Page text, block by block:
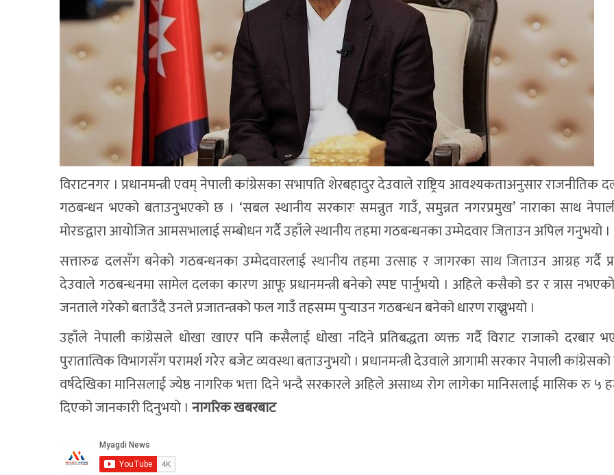
विराटनगर । प्रधानमन्त्री एवम् नेपाली कांग्रेसका सभापति शेरबहादुर देउवाले राष्ट्रिय आवश्यकताअनुसार राजनीतिक
गठबन्धन भएको बताउनुभएको छ । ‘सबल स्थानीय सरकारः समन्नुत गाउँ, समुन्नत नगरप्रमुख’ नाराका साथ
मोरङद्वारा आयोजित आमसभालाई सम्बोधन गर्दै उहाँले स्थानीय तहमा गठबन्धनका उम्मेदवार जिताउन अपिल गनुभयो ।
सत्तारुढ दलसँग बनेको गठबन्धनका उम्मेदवारलाई स्थानीय तहमा उत्साह र जागरका साथ जिताउन आग्रह गर्दै
देउवाले गठबन्धनमा सामेल दलका कारण आफू प्रधानमन्त्री बनेको स्पष्ट पार्नुभयो । अहिले कसैको डर र त्रास
जनताले गरेको बताउँदै उनले प्रजातन्त्रको फल गाउँ तहसम्म पुर्‍याउन गठबन्धन बनेको धारण राख्नुभयो ।
उहाँले नेपाली कांग्रेसले धोखा खाएर पनि कसैलाई धोखा नदिने प्रतिबद्धता व्यक्त गर्दै विराट राजाको दरबार
पुरातात्विक विभागसँग परामर्श गरेर बजेट व्यवस्था बताउनुभयो । प्रधानमन्त्री देउवाले आगामी सरकार नेपाली
वर्षदेखिका मानिसलाई ज्येष्ठ नागरिक भत्ता दिने भन्दै सरकारले अहिले असाध्य रोग लागेका मानिसलाई मासिक रु ५
दिएको जानकारी दिनुभयो । नागरिक खबरबाट